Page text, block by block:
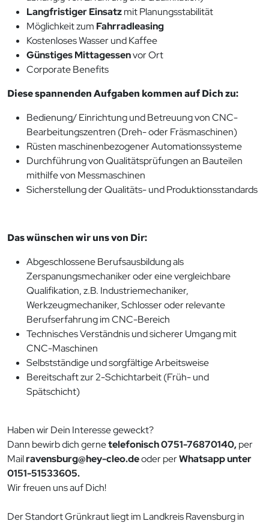
Langfristiger Einsatzmit Planungsstabilität
Möglichkeit zum Fahrradleasing
Kostenloses Wasser und Kaffee
Günstiges Mittagessenvor Ort
Corporate Benefits
Diese spannenden Aufgaben kommen auf Dich zu:
Bedienung/ Einrichtung und Betreuung von CNC-
Bearbeitungszentren (Dreh- oder Fräsmaschinen)
Rüsten maschinenbezogener Automationssysteme
Durchführung von Qualitätsprüfungen an Bauteilen
mithilfe von Messmaschinen
Sicherstellung der Qualitäts- und Produktionsstandards
Das wünschen wir uns von Dir:
Abgeschlossene Berufsausbildung als
Zerspanungsmechaniker oder eine vergleichbare
Qualifikation, z.B. Industriemechaniker,
Werkzeugmechaniker, Schlosser oder relevante
Berufserfahrung im CNC-Bereich
Technisches Verständnis und sicherer Umgang mit
CNC-Maschinen
Selbstständige und sorgfältige Arbeitsweise
Bereitschaft zur 2-Schichtarbeit (Früh- und
Spätschicht)
Haben wir Dein Interesse geweckt?
Dann bewirb dich gernetelefonisch 0751-76870140,per
Mailravensburg@hey-cleo.deoder perWhatsapp unter
0151-51533605.
Wir freuen uns auf Dich!
Der Standort Grünkraut liegt im Landkreis Ravensburg in